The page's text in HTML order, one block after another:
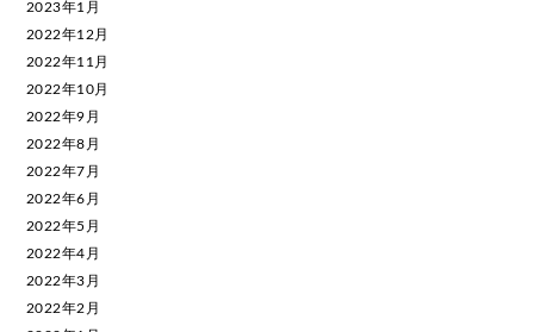
2023年1月
2022年12月
2022年11月
2022年10月
2022年9月
2022年8月
2022年7月
2022年6月
2022年5月
2022年4月
2022年3月
2022年2月